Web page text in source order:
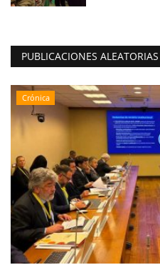
PUBLICACIONES ALEATORIAS
Crónica